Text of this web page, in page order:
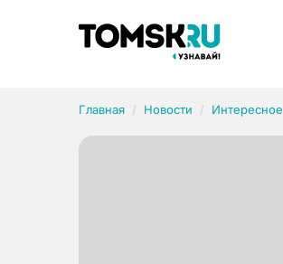
Главная Новости Интересное
Рубрики